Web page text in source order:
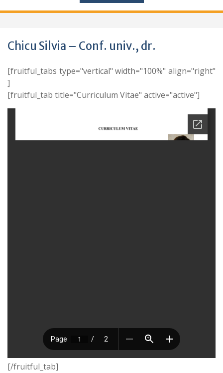
Chicu Silvia – Conf. univ., dr.
[fruitful_tabs type="vertical" width="100%" align="right"
]
[fruitful_tab title="Curriculum Vitae" active="active"]
[/fruitful_tab]